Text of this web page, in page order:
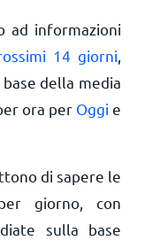
ad informazioni
14 giorni
della media
ora per Oggi e
di sapere le
giorno, con
sulla base